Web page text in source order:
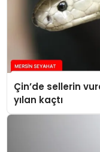
Çin’de sellerin
yılan kaçtı